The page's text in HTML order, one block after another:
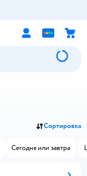
Сортировка
Сегодня или завтра